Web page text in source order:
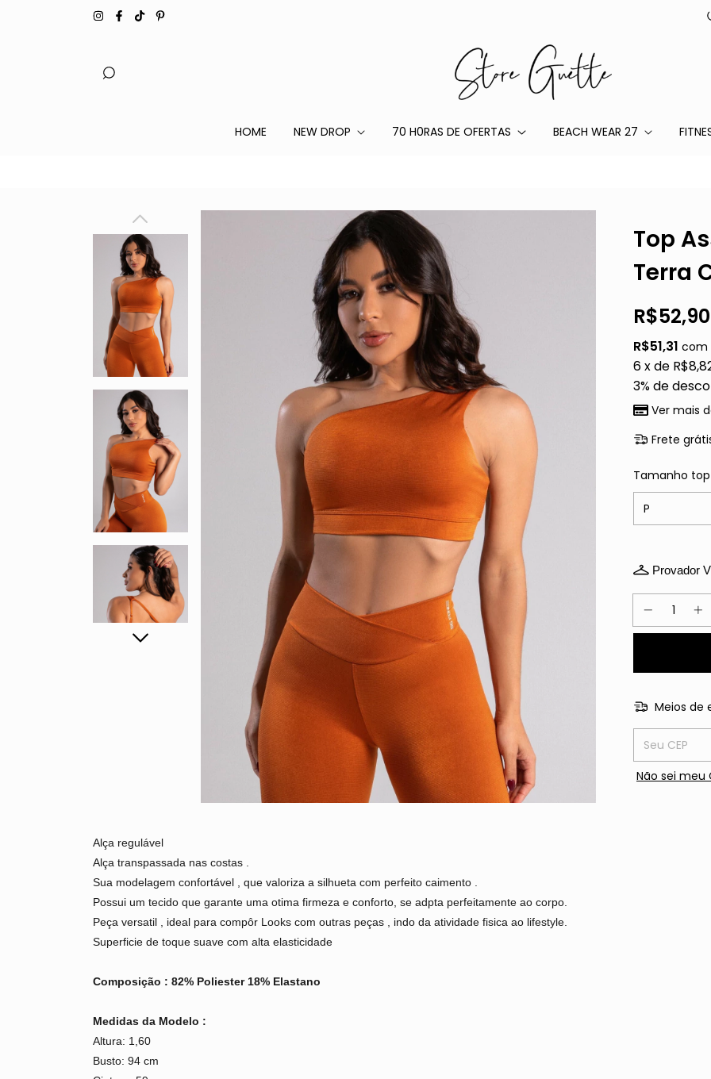
HOME NEW DROP 70 H0RAS DE OFERTAS BEACH WEAR 27
Top
Terra
R$52,90
R$51,31 com
6x de
3% de
Ver mais
Frete
Tamanho
Provador
Meios de
Entregas para
Não sei meu
Alça regulável
Alça transpassada nas costas .
Sua modelagem confortável , que valoriza a silhueta com perfeito caimento .
Possui um tecido que garante uma otima firmeza e conforto, se adpta perfeitamente ao corpo.
Peça versatil , ideal para compôr Looks com outras peças , indo da atividade fisica ao lifestyle.
Superficie de toque suave com alta elasticidade
Composição : 82% Poliester 18% Elastano
Medidas da Modelo :
Altura: 1,60
Busto: 94 cm